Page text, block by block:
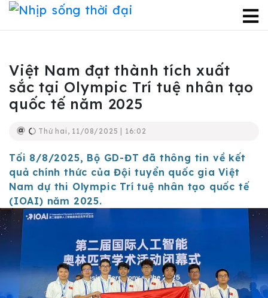
Việt Nam đạt thành tích xuất
sắc tại Olympic Trí tuệ nhân tạo
quốc tế năm 2025
Thứ hai, 11/08/2025 | 16:02
Tối 8/8/2025, Bộ GD-ĐT đã thông tin về kết
quả chính thức của Đội tuyển quốc gia Việt
Nam dự thi Olympic Trí tuệ nhân tạo quốc tế
(IOAI) năm 2025.